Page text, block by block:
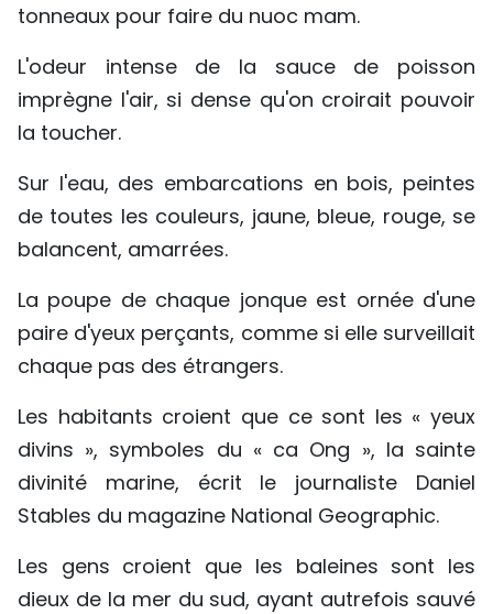
tonneaux pour faire du nuoc mam.
L'odeur intense de la sauce de poisson
imprègne l'air, si dense qu'on croirait pouvoir
la toucher.
Sur l'eau, des embarcations en bois, peintes
de toutes les couleurs, jaune, bleue, rouge, se
balancent, amarrées.
La poupe de chaque jonque est ornée d'une
paire d'yeux perçants, comme si elle surveillait
chaque pas des étrangers.
Les habitants croient que ce sont les « yeux
divins », symboles du « ca Ong », la sainte
divinité marine, écrit le journaliste Daniel
Stables du magazine National Geographic.
Les gens croient que les baleines sont les
dieux de la mer du sud, ayant autrefois sauvé